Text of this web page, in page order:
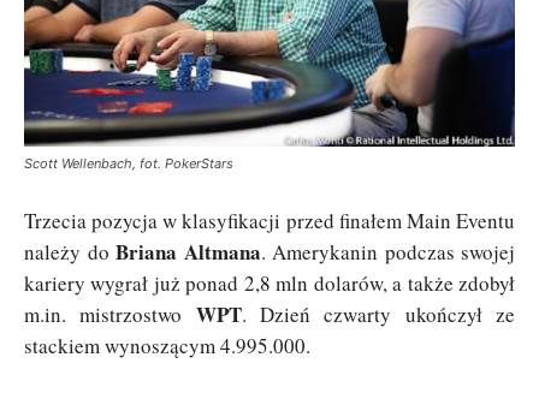
Scott Wellenbach, fot. PokerStars
Trzecia pozycja w klasyfikacji przed finałem Main Eventu
należy do Briana Altmana. Amerykanin podczas swojej
kariery wygrał już ponad 2,8 mln dolarów, a także zdobył
m.in. mistrzostwo WPT. Dzień czwarty ukończył ze
stackiem wynoszącym 4.995.000.